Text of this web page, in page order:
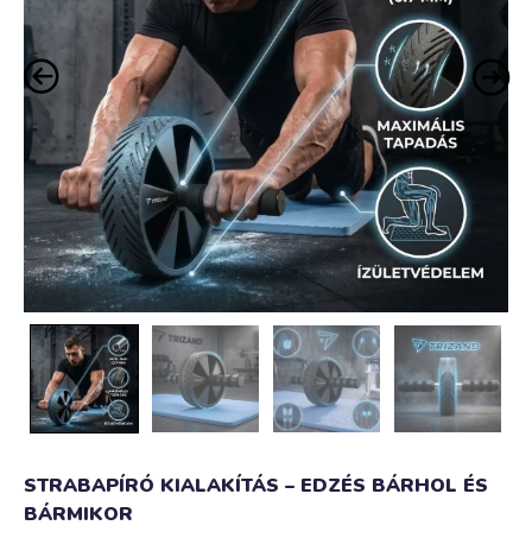
STRABAPÍRÓ KIALAKÍTÁS – EDZÉS BÁRHOL ÉS
BÁRMIKOR